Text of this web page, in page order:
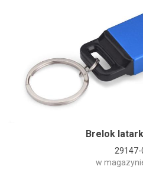
Brelok
29147-
w